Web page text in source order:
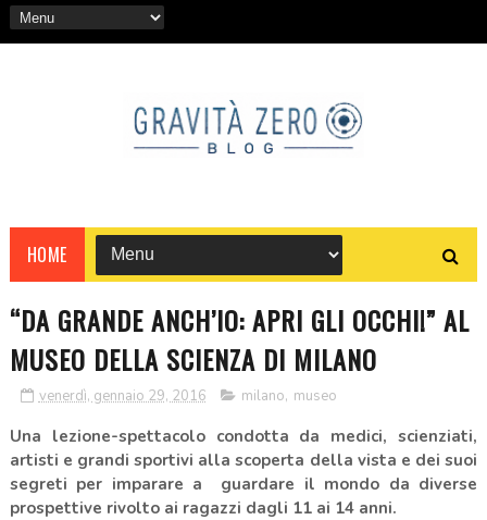
HOME
“DA GRANDE ANCH’IO: APRI GLI OCCHI!” AL
MUSEO DELLA SCIENZA DI MILANO
venerdì, gennaio 29, 2016 milano, museo
Una lezione-spettacolo condotta da medici, scienziati,
artisti e grandi sportivi alla scoperta della vista e dei suoi
segreti per imparare a guardare il mondo da diverse
prospettive rivolto ai ragazzi dagli 11 ai 14 anni.